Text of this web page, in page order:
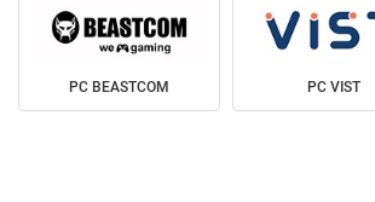
PC BEASTCOM PC VIST